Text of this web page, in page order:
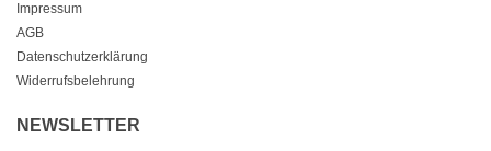
Impressum
AGB
Datenschutzerklärung
Widerrufsbelehrung
NEWSLETTER